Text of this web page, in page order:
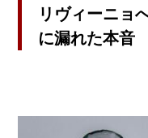
リヴィーニョ
に漏れた本音